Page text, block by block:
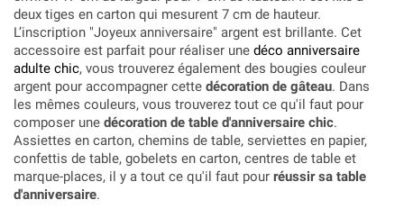
deux tiges en carton qui mesurent 7 cm de hauteur.
L’inscription "Joyeux anniversaire" argent est brillante. Cet
accessoire est parfait pour réaliser une déco anniversaire
adulte chic, vous trouverez également des bougies couleur
argent pour accompagner cette décoration de gâteau. Dans
les mêmes couleurs, vous trouverez tout ce qu'il faut pour
composer une décoration de table d'anniversaire chic.
Assiettes en carton, chemins de table, serviettes en papier,
confettis de table, gobelets en carton, centres de table et
marque-places, il y a tout ce qu'il faut pour réussir sa table
d'anniversaire.